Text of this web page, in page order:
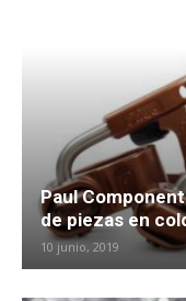
Paul
de piezas en
10 junio, 2019